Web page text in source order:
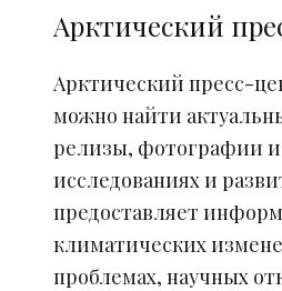
Арктический
Арктический пресс-
можно найти
релизы, фотографии и
исследованиях и
предоставляет
климатических
проблемах, научных